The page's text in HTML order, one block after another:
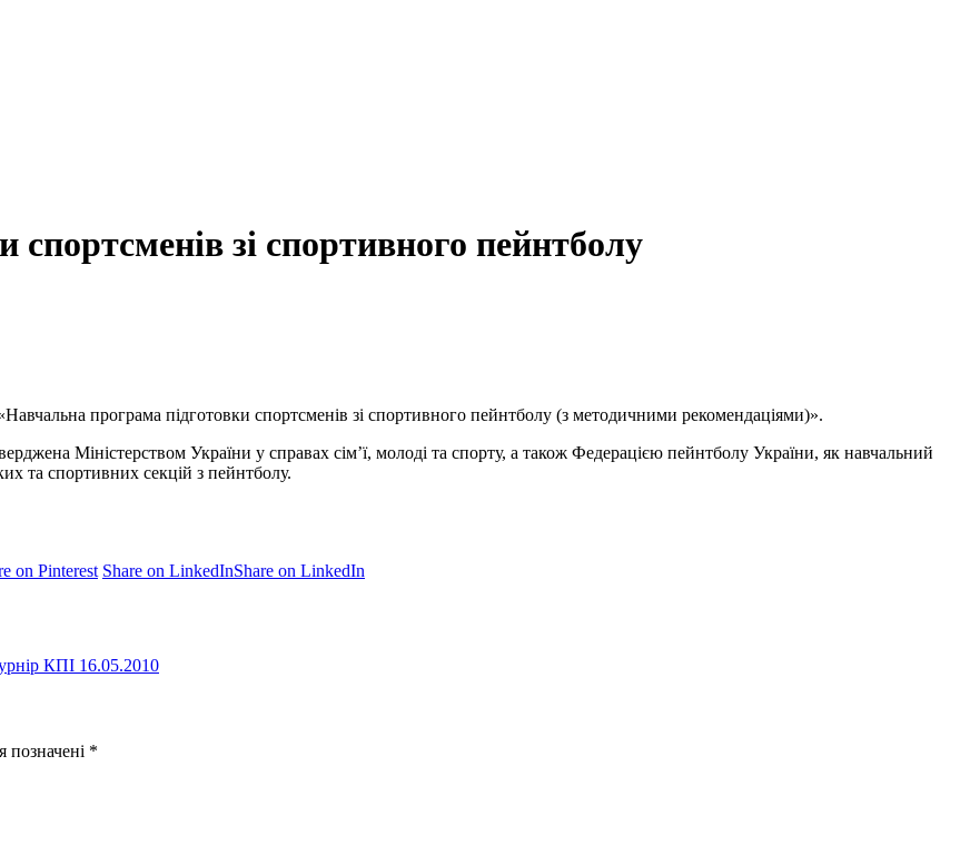
зі спортивного пейнтболу
програма підготовки спортсменів зі спортивного пейнтболу (з методичними рекомендаціями)».
Міністерством України у справах сім’ї, молоді та спорту, а також Федерацією пейнтболу України, як навчальний
та спортивних секцій з пейнтболу.
on Pinterest Share on LinkedInShare on LinkedIn
КПІ 16.05.2010
позначені *